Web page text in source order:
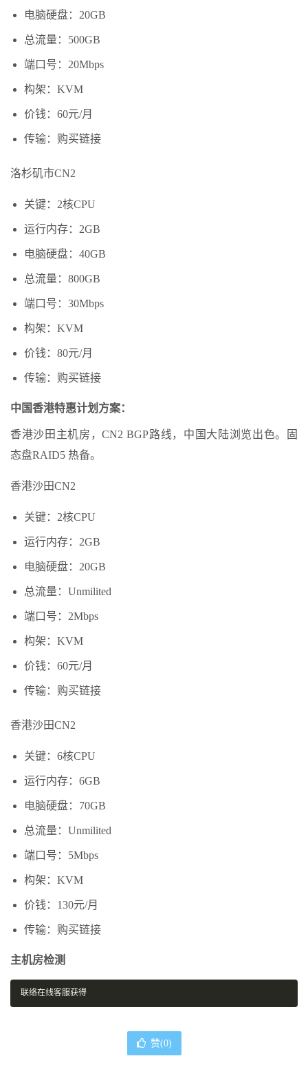
电脑硬盘：20GB
总流量：500GB
端口号：20Mbps
构架：KVM
价钱：60元/月
传输：购买链接
洛杉矶市CN2
关键：2核CPU
运行内存：2GB
电脑硬盘：40GB
总流量：800GB
端口号：30Mbps
构架：KVM
价钱：80元/月
传输：购买链接
中国香港特惠计划方案：
香港沙田主机房，CN2 BGP路线，中国大陆浏览出色。固
态盘RAID5 热备。
香港沙田CN2
关键：2核CPU
运行内存：2GB
电脑硬盘：20GB
总流量：Unmilited
端口号：2Mbps
构架：KVM
价钱：60元/月
传输：购买链接
香港沙田CN2
关键：6核CPU
运行内存：6GB
电脑硬盘：70GB
总流量：Unmilited
端口号：5Mbps
构架：KVM
价钱：130元/月
传输：购买链接
主机房检测
联络在线客服获得
赞(0)